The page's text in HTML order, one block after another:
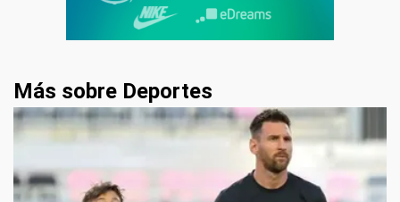
Más sobre Deportes